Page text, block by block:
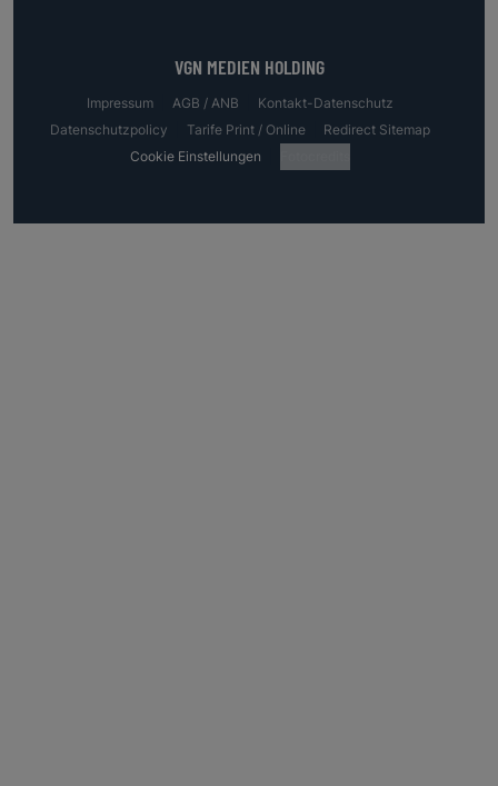
VGN MEDIEN HOLDING
Impressum AGB / ANB
Kontakt-Datenschutz
Datenschutzpolicy
Tarife Print / Online
Redirect Sitemap
Cookie Einstellungen